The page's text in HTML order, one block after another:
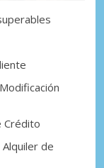
Crédito
de